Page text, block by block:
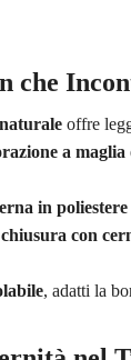
che
offre
a maglia
in poliestere
chiusura con
, adatti la